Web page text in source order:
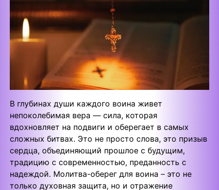
В глубинах души каждого воина живет
непоколебимая вера — сила, которая
вдохновляет на подвиги и оберегает в самых
сложных битвах. Это не просто слова, это призыв
сердца, объединяющий прошлое с будущим,
традицию с современностью, преданность с
надеждой. Молитва-оберег для воина – это не
только духовная защита, но и отражение